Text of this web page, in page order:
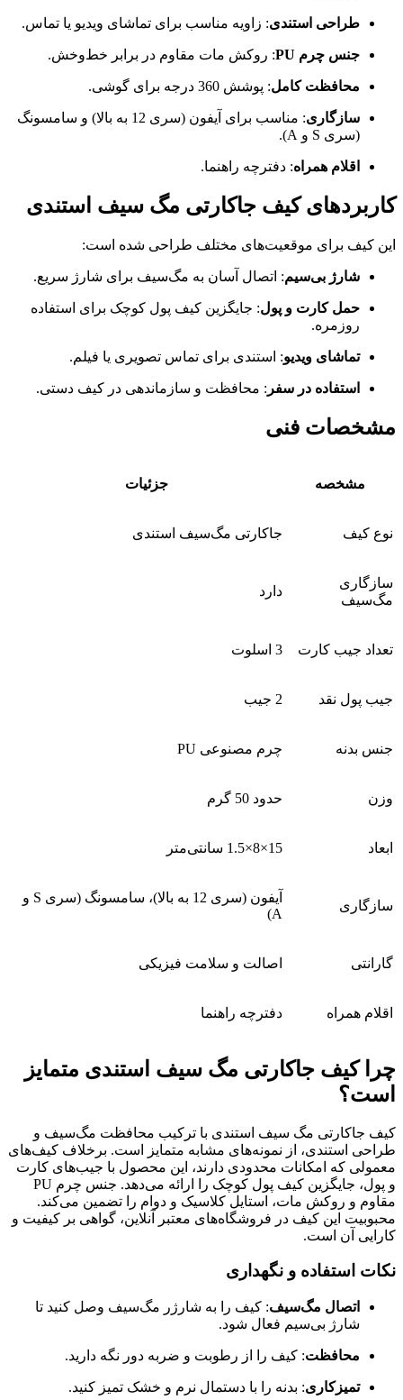
طراحی استندی: زاویه مناسب برای تماشای ویدیو یا تماس.
جنس چرم PU : روکش مات مقاوم در برابر خط‌وخش.
محافظت کامل: پوشش 360 درجه برای گوشی.
سازگاری
: مناسب برای آیفون (سری 12 به بالا) و سامسونگ
(سری S و A).
اقلام همراه: دفترچه راهنما.
کاربردهای کیف جاکارتی مگ سیف استندی
این کیف برای موقعیت‌های مختلف طراحی شده است:
شارژ بی‌سیم: اتصال آسان به مگ‌سیف برای شارژ سریع.
حمل کارت و پول: جایگزین کیف پول کوچک برای استفاده
روزمره.
تماشای ویدیو: استندی برای تماس تصویری یا فیلم.
استفاده در سفر : محافظت و سازماندهی در کیف دستی.
مشخصات فنی
مشخصه جزئیات
نوع کیف جاکارتی مگ‌سیف استندی
سازگاری
مگ‌سیف
دارد
تعداد جیب کارت 3 اسلوت
جیب پول نقد 2 جیب
جنس بدنه چرم مصنوعی PU
وزن حدود 50 گرم
ابعاد 15×8×1.5 سانتی‌متر
سازگاری
آیفون (سری 12 به بالا)، سامسونگ (سری S و
A)
گارانتی اصالت و سلامت فیزیکی
اقلام همراه دفترچه راهنما
چرا کیف جاکارتی مگ سیف استندی متمایز
است؟
کیف جاکارتی مگ سیف استندی با ترکیب محافظت مگ‌سیف و
طراحی استندی، از نمونه‌های مشابه متمایز است. برخلاف کیف‌های
معمولی که امکانات محدودی دارند، این محصول با جیب‌های کارت
و پول، جایگزین کیف پول کوچک را ارائه می‌دهد. جنس چرم PU
مقاوم و روکش مات، استایل کلاسیک و دوام را تضمین می‌کند.
محبوبیت این کیف در فروشگاه‌های معتبر آنلاین، گواهی بر کیفیت و
کارایی آن است.
نکات استفاده و نگهداری
اتصال مگ‌سیف: کیف را به شارژر مگ‌سیف وصل کنید تا
شارژ بی‌سیم فعال شود.
محافظت: کیف را از رطوبت و ضربه دور نگه دارید.
تمیزکاری: بدنه را با دستمال نرم و خشک تمیز کنید.